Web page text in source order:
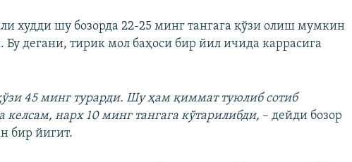
худди шу бозорда 22-25 минг тангага қўзи олиш мумкин
дегани, тирик мол баҳоси бир йил ичида каррасига
45 минг турарди. Шу ҳам қиммат туюлиб сотиб
келсам, нарх 10 минг тангага кўтарилибди, – дейди бозор
бир йигит.